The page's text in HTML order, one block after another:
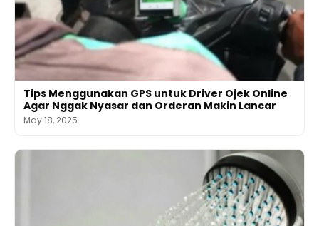
Tips Menggunakan GPS untuk Driver Ojek Online
Agar Nggak Nyasar dan Orderan Makin Lancar
May 18, 2025